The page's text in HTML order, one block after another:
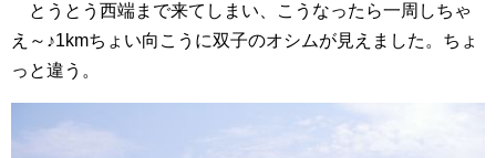
とうとう西端まで来てしまい、こうなったら一周しちゃ
え～♪1kmちょい向こうに双子のオシムが見えました。ちょ
っと違う。